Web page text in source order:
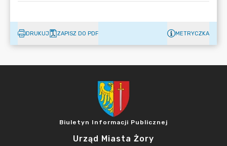
DRUKUJ ZAPISZ DO PDF METRYCZKA
Biuletyn Informacji Publicznej
Urząd Miasta Żory